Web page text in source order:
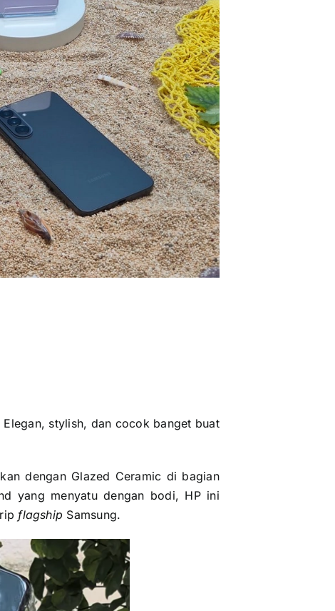
stylish, dan cocok banget buat
dengan Glazed Ceramic di bagian
yang menyatu dengan bodi, HP ini
flagship Samsung.